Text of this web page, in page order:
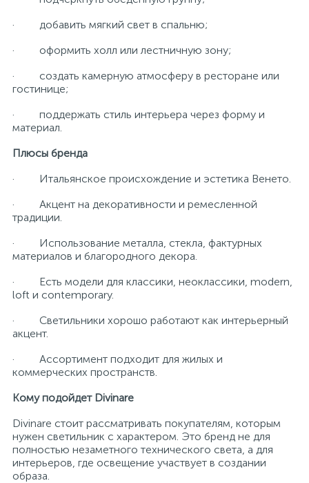
· добавить мягкий свет в спальню;
· оформить холл или лестничную зону;
· создать камерную атмосферу в ресторане или
гостинице;
· поддержать стиль интерьера через форму и
материал.
Плюсы бренда
· Итальянское происхождение и эстетика Венето.
· Акцент на декоративности и ремесленной
традиции.
· Использование металла, стекла, фактурных
материалов и благородного декора.
· Есть модели для классики, неоклассики, modern,
loft и contemporary.
· Светильники хорошо работают как интерьерный
акцент.
· Ассортимент подходит для жилых и
коммерческих пространств.
Кому подойдет Divinare
Divinare стоит рассматривать покупателям, которым
нужен светильник с характером. Это бренд не для
полностью незаметного технического света, а для
интерьеров, где освещение участвует в создании
образа.